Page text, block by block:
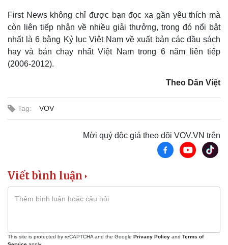
Lịch thi đấu bóng đá
Ô tô - Xe máy
First News không chỉ được bạn đọc xa gần yêu thích mà
còn liên tiếp nhận về nhiều giải thưởng, trong đó nổi bật
nhất là 6 bằng Kỷ lục Việt Nam về xuất bản các đầu sách
hay và bán chạy nhất Việt Nam trong 6 năm liên tiếp
(2006-2012).
Theo Dân Việt
Tag: VOV
Mời quý độc giả theo dõi VOV.VN trên
Viết bình luận
This site is protected by reCAPTCHA and the Google Privacy Policy and Terms of